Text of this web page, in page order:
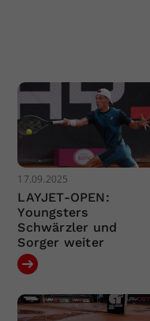
17.09.2025
LAYJET-OPEN:
Youngsters
Schwärzler und
Sorger weiter